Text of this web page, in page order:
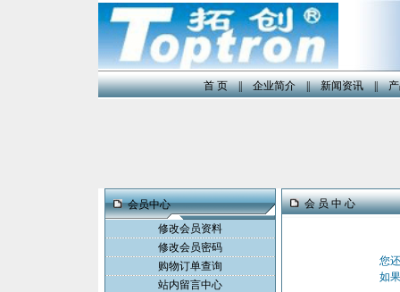
首 页||企业简介||新闻资讯||
会员中心
修改会员资料
修改会员密码
购物订单查询
站内留言中心
会 员 中 心
您
如